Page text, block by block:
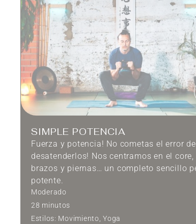
SIMPLE POTENCIA
Fuerza y potencia! No cometas el error de
desatenderlos! Nos centramos en el core,
brazos y piernas… un completo sencillo
potente.
Moderado
28 minutos
Estilos: Movimiento,Yoga